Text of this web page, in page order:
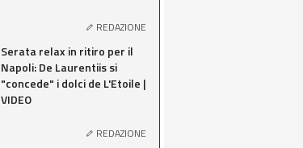
REDAZIONE
Serata relax in ritiro per il
Napoli: De Laurentiis si
"concede" i dolci de L'Etoile |
VIDEO
REDAZIONE